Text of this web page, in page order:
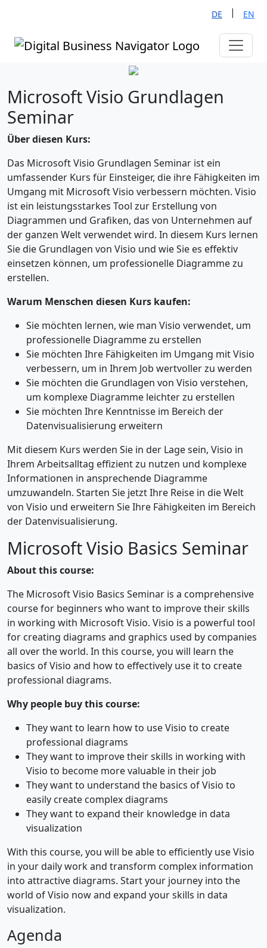
DE | EN
Microsoft Visio Grundlagen
Seminar
Über diesen Kurs:
Das Microsoft Visio Grundlagen Seminar ist ein
umfassender Kurs für Einsteiger, die ihre Fähigkeiten im
Umgang mit Microsoft Visio verbessern möchten. Visio
ist ein leistungsstarkes Tool zur Erstellung von
Diagrammen und Grafiken, das von Unternehmen auf
der ganzen Welt verwendet wird. In diesem Kurs lernen
Sie die Grundlagen von Visio und wie Sie es effektiv
einsetzen können, um professionelle Diagramme zu
erstellen.
Warum Menschen diesen Kurs kaufen:
Sie möchten lernen, wie man Visio verwendet, um
professionelle Diagramme zu erstellen
Sie möchten Ihre Fähigkeiten im Umgang mit Visio
verbessern, um in Ihrem Job wertvoller zu werden
Sie möchten die Grundlagen von Visio verstehen,
um komplexe Diagramme leichter zu erstellen
Sie möchten Ihre Kenntnisse im Bereich der
Datenvisualisierung erweitern
Mit diesem Kurs werden Sie in der Lage sein, Visio in
Ihrem Arbeitsalltag effizient zu nutzen und komplexe
Informationen in ansprechende Diagramme
umzuwandeln. Starten Sie jetzt Ihre Reise in die Welt
von Visio und erweitern Sie Ihre Fähigkeiten im Bereich
der Datenvisualisierung.
Microsoft Visio Basics Seminar
About this course:
The Microsoft Visio Basics Seminar is a comprehensive
course for beginners who want to improve their skills
in working with Microsoft Visio. Visio is a powerful tool
for creating diagrams and graphics used by companies
all over the world. In this course, you will learn the
basics of Visio and how to effectively use it to create
professional diagrams.
Why people buy this course:
They want to learn how to use Visio to create
professional diagrams
They want to improve their skills in working with
Visio to become more valuable in their job
They want to understand the basics of Visio to
easily create complex diagrams
They want to expand their knowledge in data
visualization
With this course, you will be able to efficiently use Visio
in your daily work and transform complex information
into attractive diagrams. Start your journey into the
world of Visio now and expand your skills in data
visualization.
Agenda